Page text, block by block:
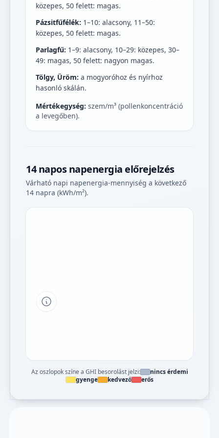
közepes, 50 felett: magas.
Pázsitfűfélék: 1–10: alacsony, 11–50:
közepes, 50 felett: magas.
Parlagfű: 1–9: alacsony, 10–29: közepes, 30–
49: magas, 50 felett: nagyon magas.
Tölgy, Üröm: a mogyoróhoz és nyírhoz
hasonló skálán.
Mértékegység: szem/m³ (pollenkoncentráció
a levegőben).
14 napos napenergia előrejelzés
Várható napi napenergia-mennyiség a következő
14 napra (kWh/m²).
Tipp a grafikon jelmagyarázatához
Az oszlopok színe a GHI besorolást jelzi:
nincs érdemi
gyenge
kedvező erős